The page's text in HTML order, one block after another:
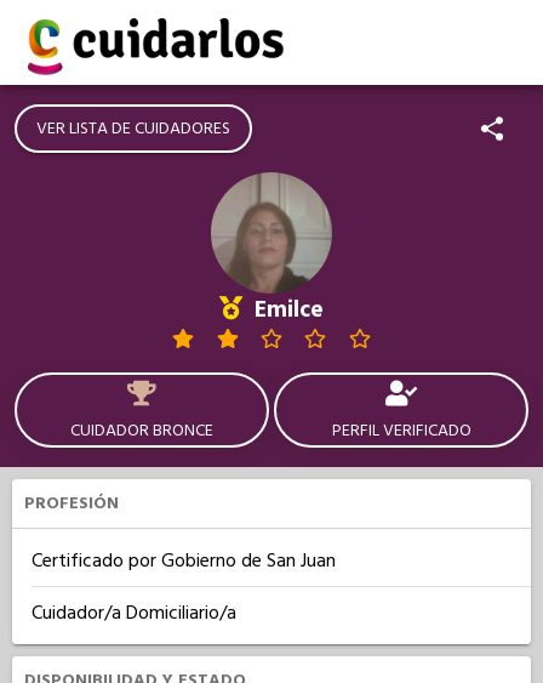
VER LISTA DE CUIDADORES
Emilce
CUIDADOR BRONCE PERFIL VERIFICADO
PROFESIÓN
Certificado por Gobierno de San Juan
Cuidador/a Domiciliario/a